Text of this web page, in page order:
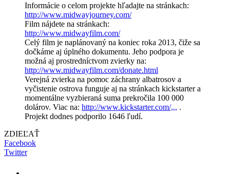
Informácie o celom projekte hľadajte na stránkach:
http://www.midwayjourney.com/
Film nájdete na stránkach:
http://www.midwayfilm.com/
Celý film je naplánovaný na koniec roka 2013, čiže sa
dočkáme aj úplného dokumentu. Jeho podpora je
možná aj prostredníctvom zvierky na:
http://www.midwayfilm.com/donate.html
Verejná zvierka na pomoc záchrany albatrosov a
vyčistenie ostrova funguje aj na stránkach kickstarter a
momentálne vyzbieraná suma prekročila 100 000
dolárov. Viac na: http://www.kickstarter.com/,,, .
Projekt dodnes podporilo 1646 ľudí.
ZDIEĽAŤ
Facebook
Twitter